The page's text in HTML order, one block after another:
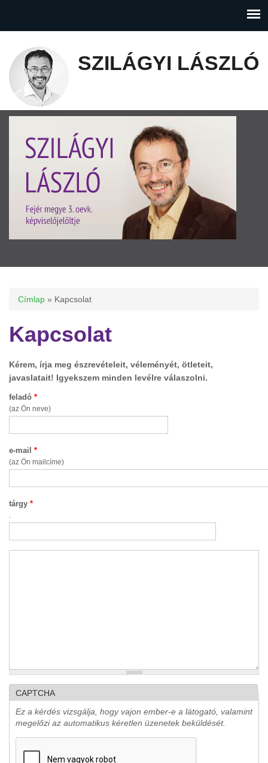
SZILÁGYI LÁSZLÓ
Jelenlegi hely
Címlap » Kapcsolat
Kapcsolat
Kérem, írja meg észrevételeit, véleményét, ötleteit,
javaslatait! Igyekszem minden levélre válaszolni.
feladó *
(az Ön neve)
e-mail *
(az Ön mailcíme)
tárgy *
.
CAPTCHA
Ez a kérdés vizsgálja, hogy vajon ember-e a látogató, valamint
megelőzi az automatikus kéretlen üzenetek beküldését.